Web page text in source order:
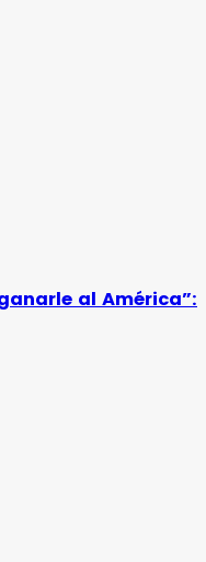
al América”: